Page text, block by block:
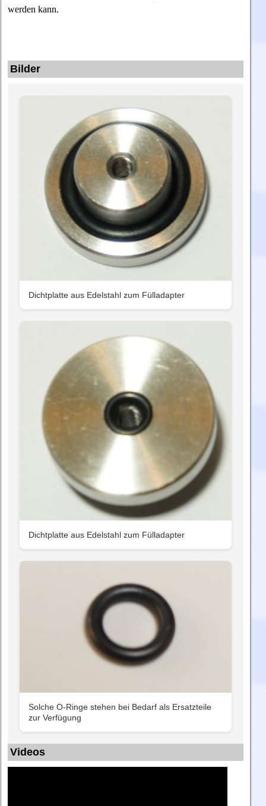
werden kann.
Bilder
Dichtplatte aus Edelstahl zum Fülladapter
Dichtplatte aus Edelstahl zum Fülladapter
Solche O-Ringe stehen bei Bedarf als Ersatzteile
zur Verfügung
Videos